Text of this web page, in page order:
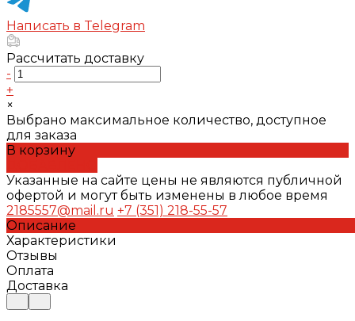
Написать в Telegram
Рассчитать доставку
-
+
×
Выбрано максимальное количество, доступное
для заказа
В корзину
Указанные на сайте цены не являются публичной
офертой и могут быть изменены в любое время
2185557@mail.ru +7 (351) 218-55-57
Описание
Характеристики
Отзывы
Оплата
Доставка